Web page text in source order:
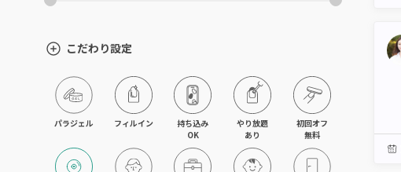
亀岡・福知山・舞鶴
木津・精華町
こだわり設定
パラジェル フィルイン
持ち込み
OK
やり放題
あり
初回オフ
無料